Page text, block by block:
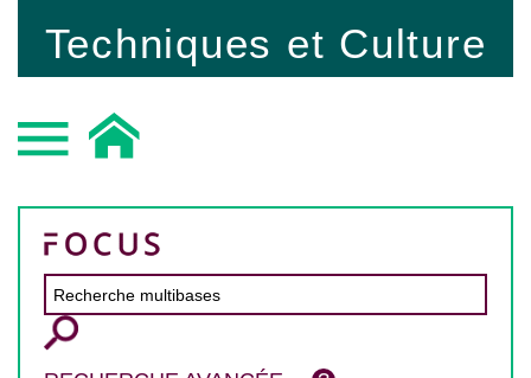
Techniques et Culture